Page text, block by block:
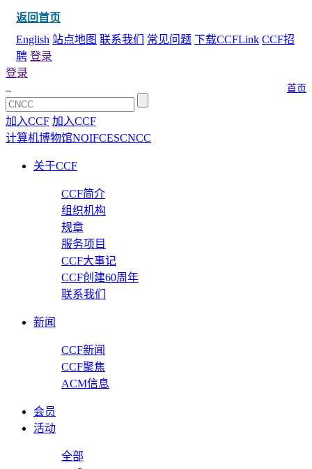
返回首页
English 站点地图 联系我们 常见问题 下载CCFLink CCF招
聘 登录
首页
登录
加入CCF 加入CCF
计算机博物馆NOIFCESCNCC
关于CCF
CCF简介
组织机构
规章
服务项目
CCF大事记
CCF创建60周年
联系我们
新闻
CCF新闻
CCF聚焦
ACM信息
会员
活动
全部